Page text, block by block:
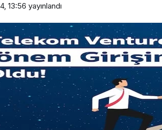
13:56 yayınlandı